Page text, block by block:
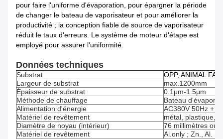
pour faire l'uniforme d'évaporation, pour épargner la période
de changer le bateau de vaporisateur et pour améliorer la
productivité ; la conception fiable de source de vaporisateur
réduit le taux d'erreurs. Le système de moteur d'étape est
employé pour assurer l'uniformité.
Données techniques
Substrat
OPP, ANIMAL
Largeur de substrat
max.1200mm
Épaisseur de substrat
0.1μm-1.5μm
Méthode de chauffage
Bateau
Alimentation d'énergie
AC380V 50Hz +
Matériel de revêtement
métal, plastique,
Diamètre de noyau (intérieur)
76 millimètres ou
Matériel de revêtement
Al.only ; Zn., Al.